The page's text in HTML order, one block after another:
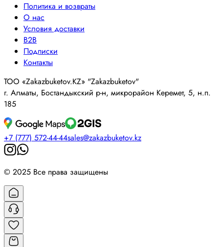
Политика и возвраты
О нас
Условия доставки
B2B
Подписки
Контакты
ТОО «Zakazbuketov.KZ» "Zakazbuketov"
г. Алматы, Бостандыкский р-н, микрорайон Керемет, 5, н.п.
185
+7 (777) 572-44-44sales@zakazbuketov.kz
© 2025 Все права защищены